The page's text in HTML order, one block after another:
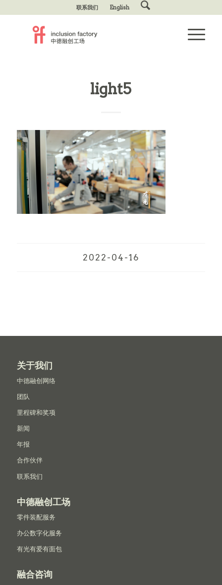
联系我们 English
light5
2022-04-16
关于我们
中德融创网络
团队
里程碑和奖项
新闻
年报
合作伙伴
联系我们
中德融创工场
零件装配服务
办公数字化服务
有光有爱有面包
融合咨询